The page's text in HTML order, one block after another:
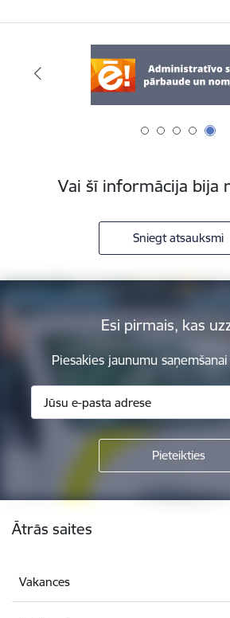
Vai šī informācija bija
Sniegt atsauksmi
Esi pirmais, kas
Piesakies jaunumu
Ātrās saites
Vakances